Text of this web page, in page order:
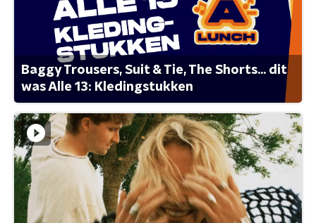
Baggy Trousers, Suit & Tie, The Shorts... dit
was Alle 13: Kledingstukken